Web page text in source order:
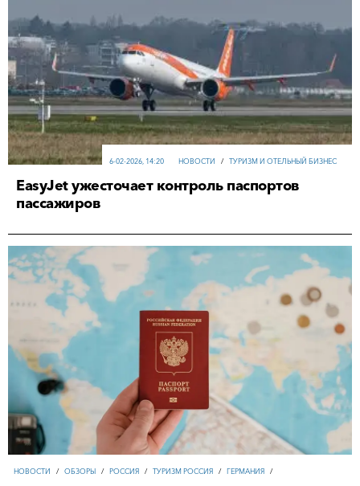
НОВОСТИ / ТУРИЗМ И ОТЕЛЬНЫЙ БИЗНЕС
6-02-2026, 14:20
EasyJet ужесточает контроль паспортов
пассажиров
НОВОСТИ / ОБЗОРЫ / РОССИЯ / ТУРИЗМ РОССИЯ / ГЕРМАНИЯ /